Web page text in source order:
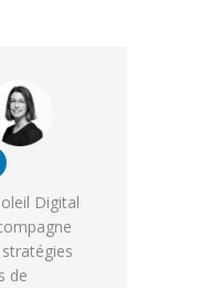
Digital
de